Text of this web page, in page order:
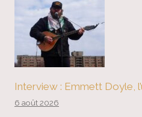
Interview : Emmett Doyle,
6 août 2026